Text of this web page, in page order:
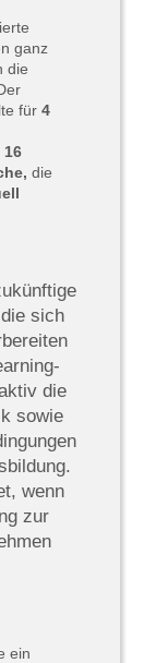
ganz
die
für4
die
sich
die
sowie
wenn
zur
ein